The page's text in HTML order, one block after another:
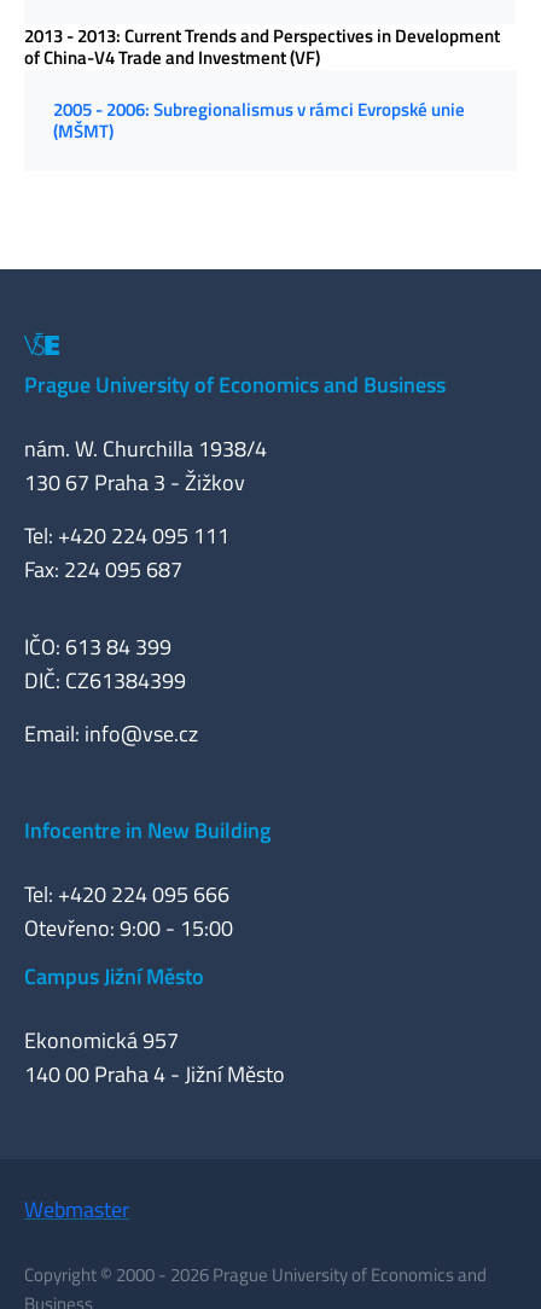
2013 - 2013: Current Trends and Perspectives in Development
of China-V4 Trade and Investment (VF)
2005 - 2006: Subregionalismus v rámci Evropské unie
(MŠMT)
Prague University of Economics and Business
nám. W. Churchilla 1938/4
130 67 Praha 3 - Žižkov
Tel: +420 224 095 111
Fax: 224 095 687
IČO: 613 84 399
DIČ: CZ61384399
Email: info@vse.cz
Infocentre in New Building
Tel: +420 224 095 666
Otevřeno: 9:00 - 15:00
Campus Jižní Město
Ekonomická 957
140 00 Praha 4 - Jižní Město
Webmaster
Copyright © 2000 - 2026 Prague University of Economics and